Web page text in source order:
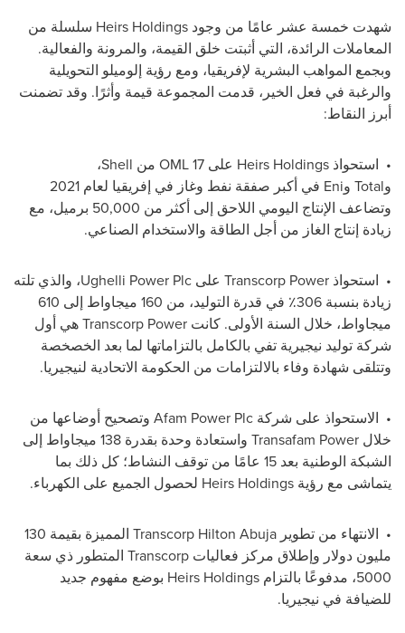
شهدت خمسة عشر عامًا من وجود Heirs Holdings سلسلة من
المعاملات الرائدة، التي أثبتت خلق القيمة، والمرونة والفعالية.
وبجمع المواهب البشرية لإفريقيا، ومع رؤية إلوميلو التحويلية
والرغبة في فعل الخير، قدمت المجموعة قيمة وأثرًا. وقد تضمنت
أبرز النقاط:
• استحواذ Heirs Holdings على OML 17 من Shell،
وTotal وEni
في أكبر صفقة نفط وغاز في إفريقيا لعام 2021
وتضاعف الإنتاج اليومي اللاحق إلى أكثر من 50,000 برميل، مع
زيادة إنتاج الغاز من أجل الطاقة والاستخدام الصناعي.
• استحواذ Transcorp Power على Ughelli Power Plc، والذي تلته
زيادة بنسبة 306٪ في قدرة التوليد، من 160 ميجاواط إلى 610
ميجاواط، خلال السنة الأولى. كانت Transcorp Powerهي أول
شركة توليد نيجيرية تفي بالكامل بالتزاماتها لما بعد الخصخصة
وتتلقى شهادة وفاء بالالتزامات من الحكومة الاتحادية لنيجيريا.
• الاستحواذ على شركة Afam Power Plc وتصحيح أوضاعها من
خلال Transafam Power
واستعادة وحدة بقدرة 138 ميجاواط إلى
الشبكة الوطنية بعد 15 عامًا من توقف النشاط؛ كل ذلك بما
يتماشى مع رؤية Heirs Holdings لحصول الجميع على الكهرباء.
• الانتهاء من تطوير Transcorp Hilton Abuja
المميزة بقيمة 130
مليون دولار وإطلاق مركز فعاليات Transcorp المتطور ذي سعة
5000، مدفوعًا بالتزام
Heirs Holdings بوضع مفهوم جديد
للضيافة في نيجيريا.